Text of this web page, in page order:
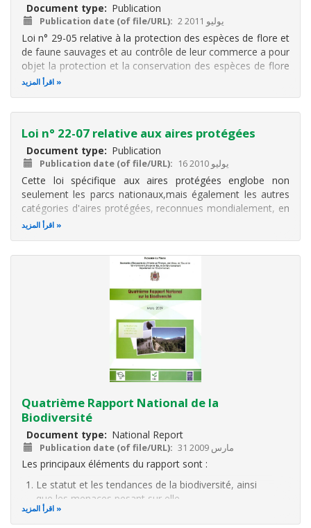
Document type Publication
Publication date (of file/URL) 2 يوليو 2011
Loi n° 29-05 relative à la protection des espèces de flore et
de faune sauvages et au contrôle de leur commerce a pour
objet la protection et la conservation des espèces de flore
et de faune sauvages, notamment par le contrôle du
A cet effet, elle détermine
اقرأ المزيد
Loi n° 22-07 relative aux aires protégées
Document type Publication
Publication date (of file/URL) 16 يوليو 2010
Cette loi spécifique aux aires protégées englobe non
seulement les parcs nationaux,mais également les autres
catégories d'aires protégées, reconnues mondialement, en
adaptant les critères économiques spécifique de notre pays
Cette refonte du cadre juridique existant tend à associer au
processus
اقرأ المزيد
Quatrième Rapport National de la
Biodiversité
Document type National Report
Publication date (of file/URL) 31 مارس 2009
Les principaux éléments du rapport sont :
Le statut et les tendances de la biodiversité, ainsi
que les menaces pesant sur elle.
Le statut actuel de la mise en oeuvre de la stratégie
اقرأ المزيد